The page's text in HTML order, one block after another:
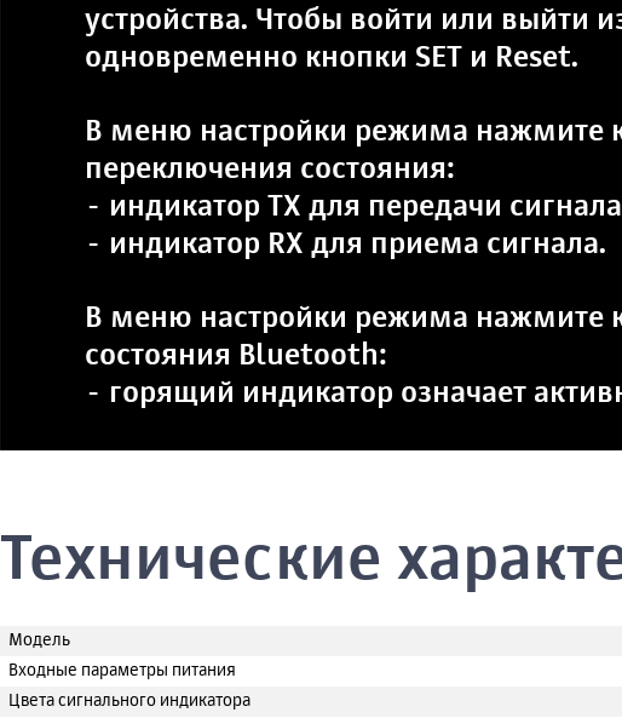
устройства. Чтобы войти или выйти
одновременно кнопки SET и Reset.
В меню настройки режима нажмите
переключения состояния:
- индикатор TX для передачи
- индикатор RX для приема сигнала.
В меню настройки режима нажмите
состояния Bluetooth:
- горящий индикатор означает
Технические
Модель
Входные параметры питания
Цвета сигнального индикатора